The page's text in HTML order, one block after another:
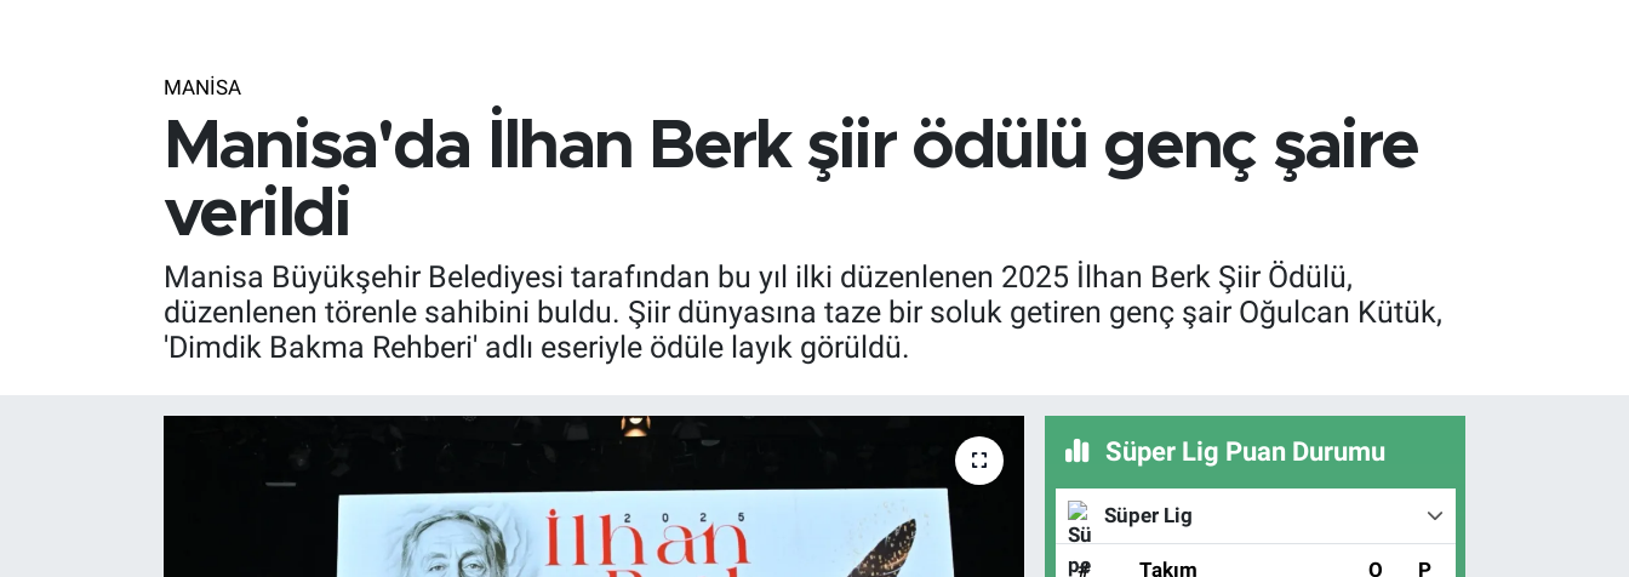
MANISA
Manisa'da İlhan Berk şiir ödülü genç şaire
verildi
Manisa Büyükşehir Belediyesi tarafından bu yıl ilki düzenlenen 2025 İlhan Berk Şiir Ödülü,
düzenlenen törenle sahibini buldu. Şiir dünyasına taze bir soluk getiren genç şair Oğulcan Kütük,
'Dimdik Bakma Rehberi' adlı eseriyle ödüle layık görüldü.
Süper Lig Puan Durumu
Süper Lig
# Takım O P